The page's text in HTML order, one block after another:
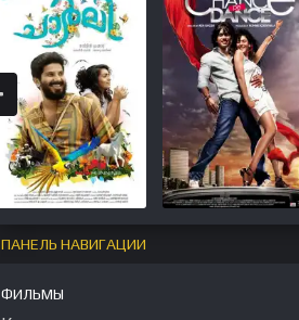
ПАНЕЛЬ НАВИГАЦИИ
ФИЛЬМЫ